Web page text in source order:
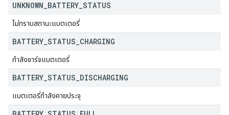
UNKNOWN BATTERY STATUS
ไม่ทราบสถานะแบตเตอรี่
BATTERY STATUS CHARGING
กำลังชาร์จแบตเตอรี่
BATTERY STATUS DISCHARGING
แบตเตอรี่กำลังคายประจุ